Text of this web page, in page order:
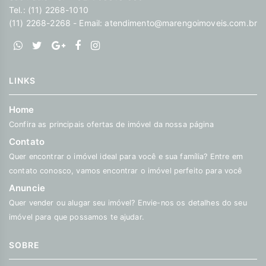
Tel.: (11) 2268-1010
(11) 2268-2268 - Email: atendimento@marengoimoveis.com.br
LINKS
Home
Confira as principais ofertas de imóvel da nossa página
Contato
Quer encontrar o imóvel ideal para você e sua família? Entre em
contato conosco, vamos encontrar o imóvel perfeito para você
Anuncie
Quer vender ou alugar seu imóvel? Envie-nos os detalhes do seu
imóvel para que possamos te ajudar.
SOBRE